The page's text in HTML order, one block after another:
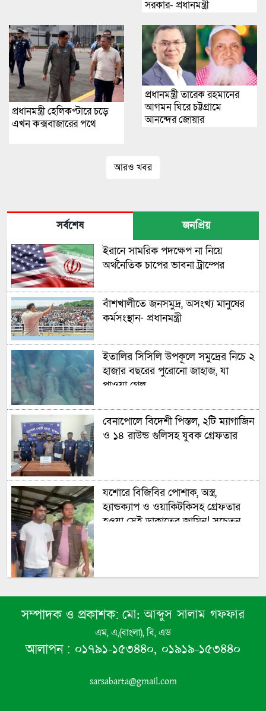
সরকার- প্রধানমন্ত্রী
প্রধানমন্ত্রী হেলিকপ্টারে চড়ে
এখন কক্সবাজারের পথে
প্রধানমন্ত্রী তারেক রহমানের
আগমন ঘিরে চট্টগ্রামে
আনন্দের জোয়ার
আরও খবর
সর্বশেষ জনপ্রিয়
ইরানে সামরিক পদক্ষেপ না নিয়ে
অর্থনৈতিক চাপের ভাবনা ট্রাম্পের
বাঁশখালীতে জনসমুদ্র, অসংখ্য মানুষের
কর্মসংস্থান- প্রধানমন্ত্রী
ইতালির সিসিলি উপকূলে সমুদ্রের নিচে ২
হাজার বছরের পুরোনো জাহাজ, যা
পাওয়া গেল
বেনাপোলে বিদেশী পিস্তল, ২টি ম্যাগাজিন
ও ১৪ রাউন্ড গুলিসহ যুবক গ্রেফতার
যশোরে বিজিবির পোশাক, অস্ত্র,
হ্যান্ডক্যাপ ও ওয়াকিটকিসহ গ্রেফতার
হওয়া সেই ডাকাতের জামিন! সচেতন
গাজা সিটিতে ধ্বংসস্তূপ থেকে ১৯
মরদেহ উদ্ধার যার বেশিরভাগই হচ্ছে
সম্পাদক ও প্রকাশক: মো: আব্দুস সালাম গফফার
এম, এ,(বাংলা), বি, এড
আলাপন : ০১৭৯১-১৫৩৪৪০, ০১৯১৯-১৫৩৪৪০
sarsabarta@gmail.com